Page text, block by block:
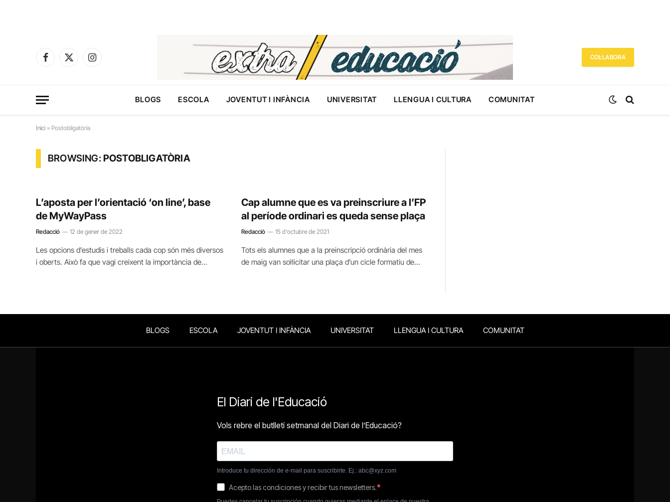
Facebook
X
Instagram
COL·LABORA
BLOGS ESCOLA JOVENTUT I INFÀNCIA UNIVERSITAT LLENGUA I CULTURA COMUNITAT
Inici » Postobligatòria
BROWSING:POSTOBLIGATÒRIA
L’aposta per l’orientació ‘on line’, base
de MyWayPass
Redacció 12 de gener de 2022
Les opcions d’estudis i treballs cada cop són més diversos
i oberts. Això fa que vagi creixent la importància de…
Cap alumne que es va preinscriure a l’FP
al període ordinari es queda sense plaça
Redacció 15 d'octubre de 2021
Tots els alumnes que a la preinscripció ordinària del mes
de maig van sol·licitar una plaça d’un cicle formatiu de…
BLOGS ESCOLA JOVENTUT I INFÀNCIA UNIVERSITAT LLENGUA I CULTURA COMUNITAT